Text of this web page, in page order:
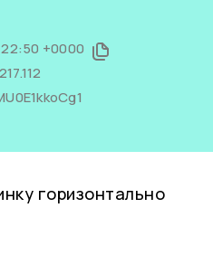
+0000
горизонтально